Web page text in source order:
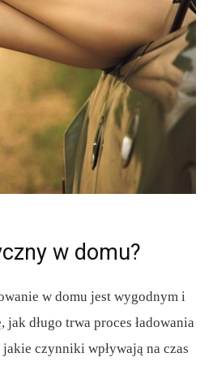
w domu?
w domu jest wygodnym i
długo trwa proces ładowania
czynniki wpływają na czas